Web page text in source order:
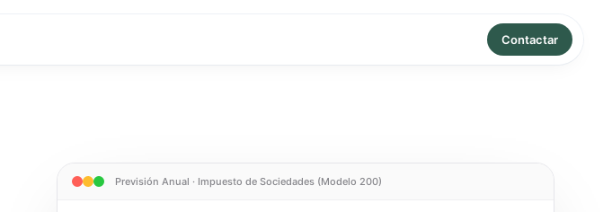
Contactar
Previsión Anual · Impuesto de Sociedades (Modelo 200)